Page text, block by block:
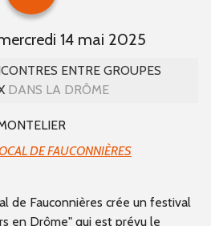
14 mai 2025
ENTRE GROUPES
DANS LA DRÔME
DE FAUCONNIÈRES
de Fauconnières crée un festival
en Drôme" qui est prévu le